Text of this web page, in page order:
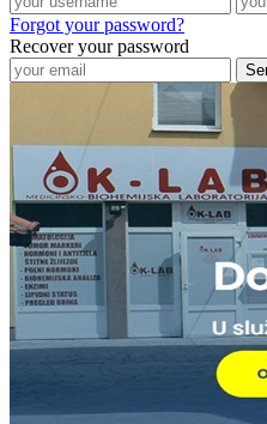
Forgot your password?
Recover your password